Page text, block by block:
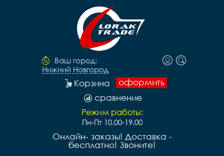
Ваш город:
Нижний Новгород
оформить
Корзина
сравнение
Режим работы:
Пн-Пт 10.00-19.00
Онлайн- заказы! Доставка -
бесплатно! Звоните!